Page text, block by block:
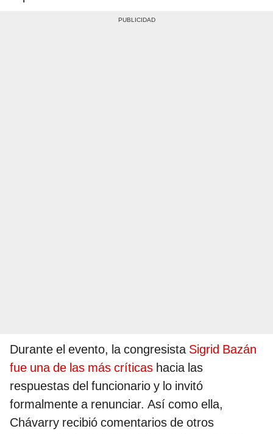
Durante el evento, la congresista Sigrid Bazán
fue una de las más críticas hacia las
respuestas del funcionario y lo invitó
formalmente a renunciar. Así como ella,
Chávarry recibió comentarios de otros